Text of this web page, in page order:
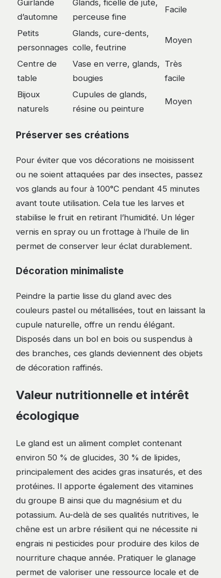
Guirlande
d’automne
Glands, ficelle de jute,
perceuse fine
Facile
Petits
personnages
Glands, cure-dents,
colle, feutrine
Moyen
Centre de
table
Vase en verre, glands,
bougies
Très
facile
Bijoux
naturels
Cupules de glands,
résine ou peinture
Moyen
Préserver ses créations
Pour éviter que vos décorations ne moisissent
ou ne soient attaquées par des insectes, passez
vos glands au four à 100°C pendant 45 minutes
avant toute utilisation. Cela tue les larves et
stabilise le fruit en retirant l’humidité. Un léger
vernis en spray ou un frottage à l’huile de lin
permet de conserver leur éclat durablement.
Décoration minimaliste
Peindre la partie lisse du gland avec des
couleurs pastel ou métallisées, tout en laissant la
cupule naturelle, offre un rendu élégant.
Disposés dans un bol en bois ou suspendus à
des branches, ces glands deviennent des objets
de décoration raffinés.
Valeur nutritionnelle et intérêt
écologique
Le gland est un aliment complet contenant
environ 50 % de glucides, 30 % de lipides,
principalement des acides gras insaturés, et des
protéines. Il apporte également des vitamines
du groupe B ainsi que du magnésium et du
potassium. Au-delà de ses qualités nutritives, le
chêne est un arbre résilient qui ne nécessite ni
engrais ni pesticides pour produire des kilos de
nourriture chaque année. Pratiquer le glanage
permet de valoriser une ressource locale et de